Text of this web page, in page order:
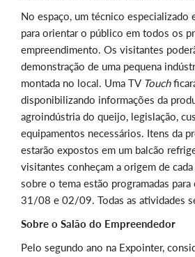
No espaço, um técnico especializado
para orientar o público em todos os
empreendimento. Os visitantes
demonstração de uma pequena
montada no local. Uma TV Touch
disponibilizando informações da
agroindústria do queijo, legislação,
equipamentos necessários. Itens da
estarão expostos em um balcão
visitantes conheçam a origem de
sobre o tema estão programadas
31/08 e 02/09. Todas as atividades
Sobre o Salão do Empreendedor
Pelo segundo ano na Expointer,